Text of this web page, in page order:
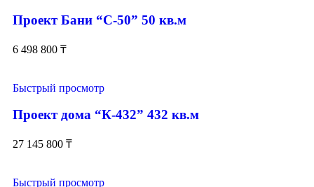
Проект Бани “С-50” 50 кв.м
6 498 800 ₸
Быстрый просмотр
Проект дома “К-432” 432 кв.м
27 145 800 ₸
Быстрый просмотр